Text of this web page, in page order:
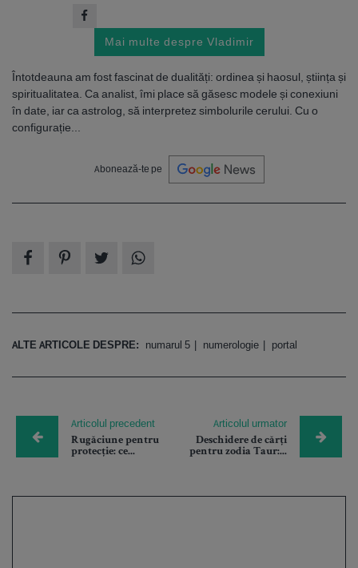
Mai multe despre Vladimir
Întotdeauna am fost fascinat de dualități: ordinea și haosul, știința și
spiritualitatea. Ca analist, îmi place să găsesc modele și conexiuni
în date, iar ca astrolog, să interpretez simbolurile cerului. Cu o
configurație...
Abonează-te pe
ALTE ARTICOLE DESPRE: numarul 5 numerologie portal
Articolul precedent
Rugăciune pentru
protecție: ce...
Articolul urmator
Deschidere de cărți
pentru zodia Taur:...